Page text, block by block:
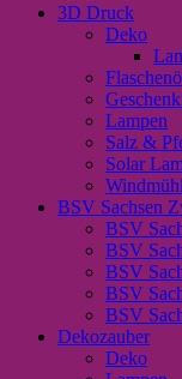
3D Druck
Deko
Lampen
Salz &
Solar
BSV Sachsen
BSV
BSV
BSV
BSV
BSV
Dekozauber
Deko